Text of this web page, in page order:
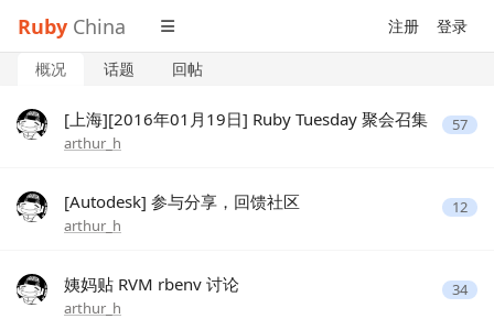
Ruby China 注册 登录
概况 话题 回帖
[上海][2016年01月19日] Ruby Tuesday 聚会召集
arthur_h
57
[Autodesk] 参与分享，回馈社区
arthur_h
12
姨妈贴 RVM rbenv 讨论
arthur_h
34